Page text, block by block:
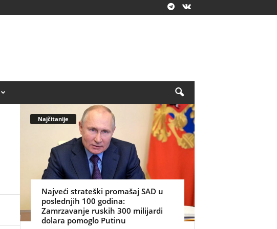
Najčitanije
Najveći strateški promašaj SAD u
poslednjih 100 godina:
Zamrzavanje ruskih 300 milijardi
dolara pomoglo Putinu